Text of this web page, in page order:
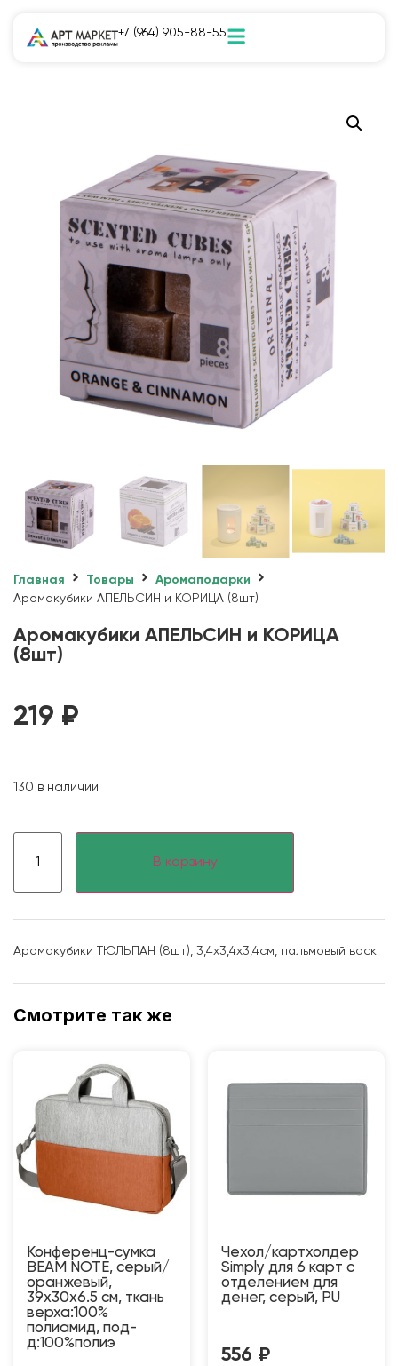
+7 (964) 905-88-55
Главная Товары
Аромаподарки
Аромакубики АПЕЛЬСИН и КОРИЦА (8шт)
Аромакубики АПЕЛЬСИН и КОРИЦА
(8шт)
219 ₽
130 в наличии
В корзину
Аромакубики ТЮЛЬПАН (8шт), 3,4х3,4х3,4см, пальмовый воск
Смотрите так же
Конференц-сумка
BEAM NOTE, серый/
оранжевый,
39х30х6.5 см, ткань
верха:100%
полиамид, под-
д:100%полиэ
Чехол/картхолдер
Simply для 6 карт с
отделением для
денег, серый, PU
556 ₽